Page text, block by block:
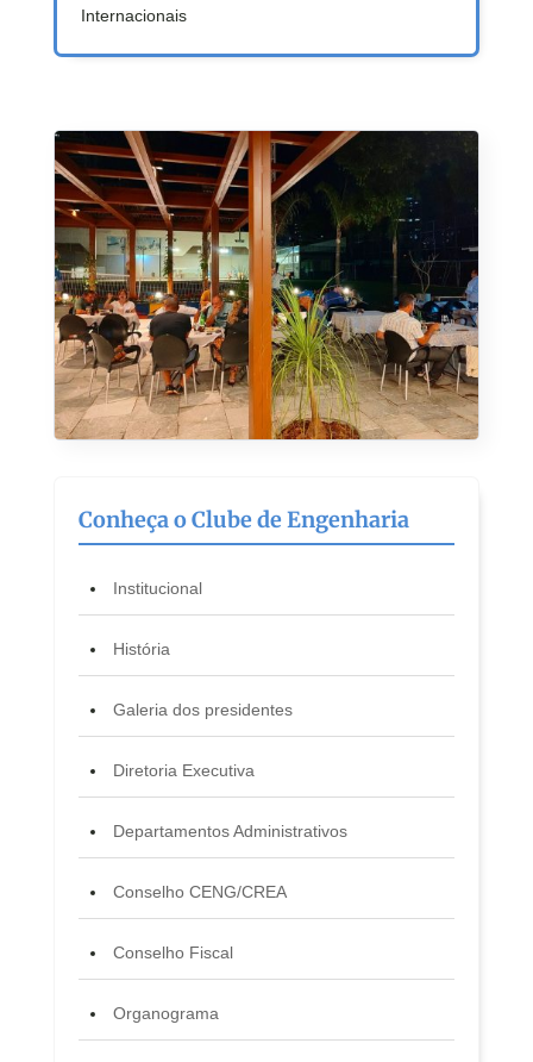
Internacionais
Conheça o Clube de Engenharia
Institucional
História
Galeria dos presidentes
Diretoria Executiva
Departamentos Administrativos
Conselho CENG/CREA
Conselho Fiscal
Organograma